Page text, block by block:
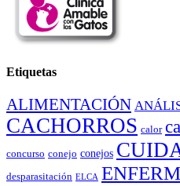
Etiquetas
ALIMENTACIÓN
CACHORROS calor
concurso conejo conejos
desparasitación ELCA